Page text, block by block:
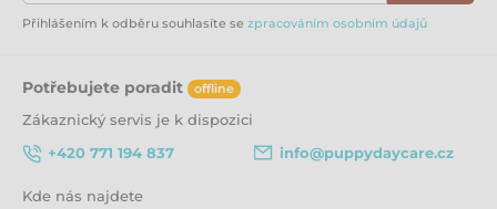
Přihlášením k odběru souhlasíte se zpracováním osobním údajů
Potřebujete poradit offline
Zákaznický servis je k dispozici
+420 771 194 837
info@puppydaycare.cz
Kde nás najdete